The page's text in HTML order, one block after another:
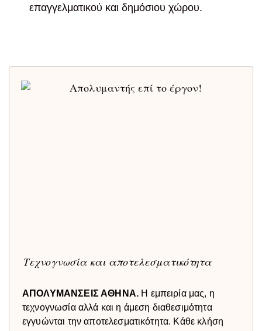
επαγγελματικού και δημόσιου χώρου.
Τεχνογνωσία και αποτελεσματικότητα
ΑΠΟΛΥΜΑΝΣΕΙΣ ΑΘΗΝΑ. Η εμπειρία μας, η
τεχνογνωσία αλλά και η άμεση διαθεσιμότητα
εγγυώνται την αποτελεσματικότητα. Κάθε κλήση